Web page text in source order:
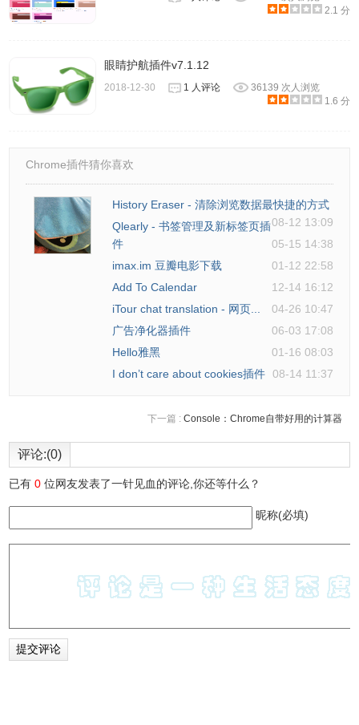
2.1 分
眼睛护航插件v7.1.12
2018-12-30 1 人评论
36139 次人浏览
1.6 分
Chrome插件猜你喜欢
History Eraser - 清除浏览数据最快捷的方式
08-12 13:09
Qlearly - 书签管理及新标签页插
件
05-15 14:38
imax.im 豆瓣电影下载
01-12 22:58
Add To Calendar
12-14 16:12
iTour chat translation - 网页...
04-26 10:47
广告净化器插件
06-03 17:08
Hello雅黑
01-16 08:03
I don’t care about cookies插件 08-14 11:37
下一篇 : Console：Chrome自带好用的计算器
评论:(0)
已有0 位网友发表了一针见血的评论,你还等什么？
昵称(必填)